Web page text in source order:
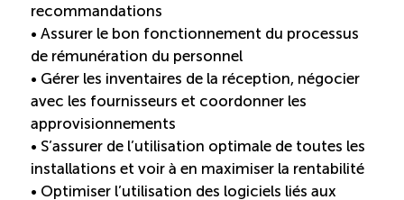
Devenir membre
Catalogue de formations en ligne
ÉTUDES
EN
INFOLETTRE
NOUVELLES
DU CQRHT
recommandations
• Assurer le bon fonctionnement du processus
de rémunération du personnel
• Gérer les inventaires de la réception, négocier
avec les fournisseurs et coordonner les
approvisionnements
• S’assurer de l’utilisation optimale de toutes les
installations et voir à en maximiser la rentabilité
• Optimiser l’utilisation des logiciels liés aux